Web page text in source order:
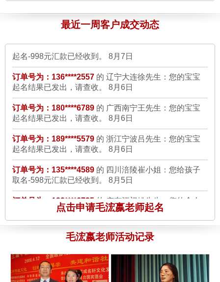
好。看到贵站的毛老师，经过沟通还是觉得有信心，毛老师第一
果，经过协商，总算选到合适的好名字了，心里的石头终于落下
了。谢谢毛老师专业的服务。8月7日
订单号为：139****3405 的 杨先生：我选的是毛老师亲自来起得
A2：598的一款服务，起名完全符合了我的要求,朗朗上口,寓意
美好,而且在网上打分都有97分，真的很谢谢毛老师，我日后一定
介绍我的客户给你们公司8月6日
订单号为：159****7498 的 刘先生：
说实话，我最开始还是有点
担心的，因为毕竟网上的骗子网站很多，但是看到贵公司是支付
宝商家的诚信认证商家后，并且可以先将钱付到支付宝公司，我
就选择了贵公司最好的一款服务，A4的，1498啊，当时家人都
是很反对的，但是毛老师给我起的10个名字，我和我家人看到后
都非常的满意，名字也非常的吉祥好听，大气，还有详细的起名
说明书，等很多风水补救的知识，我真心觉得花的值得，毕竟名
订单号为：138****2237 的 何先生：
楼上的，我和你一样，刚开
最近一周客户成交动态
订单号为：136****5568的 陕西榆林石先生：你的公司
订单号为：136****2557的 辽宁大连徐先生：您的宝宝
订单号为：180****6789的 广西南宁王先生：您的宝宝
订单号为：189****5579的 浙江宁波吕先生：您的宝宝
订单号为：135****4589的 四川涪陵崔小姐：您给孩子
订单号为：132****6735的 广东江门姚先生：您的个人
订单号为：138****5567
的 江苏苏州林先生：您的孩子
改名-898元汇款已经收到。8月5日
起名-998元汇款已经收到。8月4日
订单号为：136****2557的 辽宁大连徐先生：您的宝宝
点击申请毛浤嬴老师起名
毛浤嬴老师活动记录